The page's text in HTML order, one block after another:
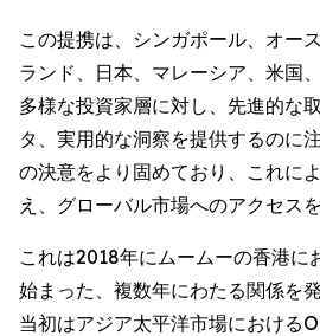
この提携は、シンガポール、オー
ランド、日本、マレーシア、米国
多様な投資家層に対し、先進的な
タ、実用的な洞察を提供するのに
の決意をより固めており、これに
え、グローバル市場へのアクセス
これは2018年にムームーの香港に
始まった、複数年にわたる関係を
当初はアジア太平洋市場における